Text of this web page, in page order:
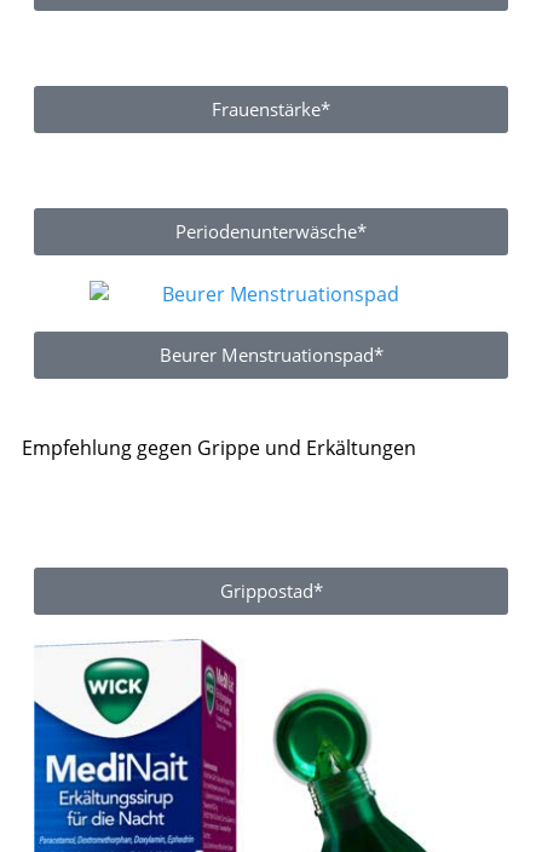
Frauenstärke*
Periodenunterwäsche*
Beurer Menstruationspad*
Empfehlung gegen Grippe und Erkältungen
Grippostad*